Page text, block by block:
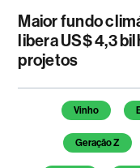
Maior fundo
libera US$ 4,3
projetos
Temas deste
Vinho
Geração Z